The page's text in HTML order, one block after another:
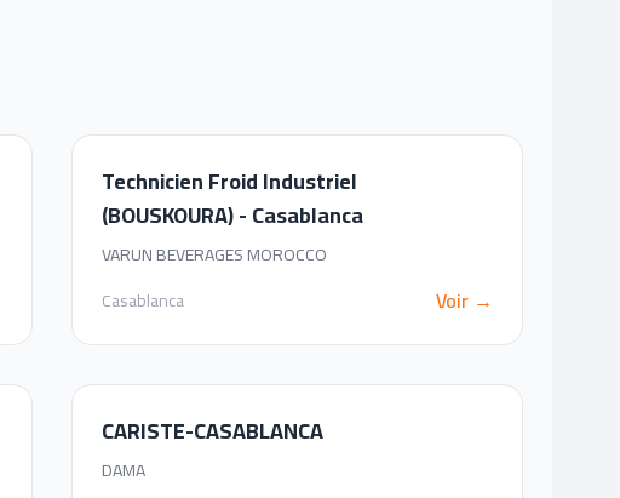
Technicien Froid Industriel
(BOUSKOURA) - Casablanca
VARUN BEVERAGES MOROCCO
Casablanca
Voir →
CARISTE-CASABLANCA
DAMA